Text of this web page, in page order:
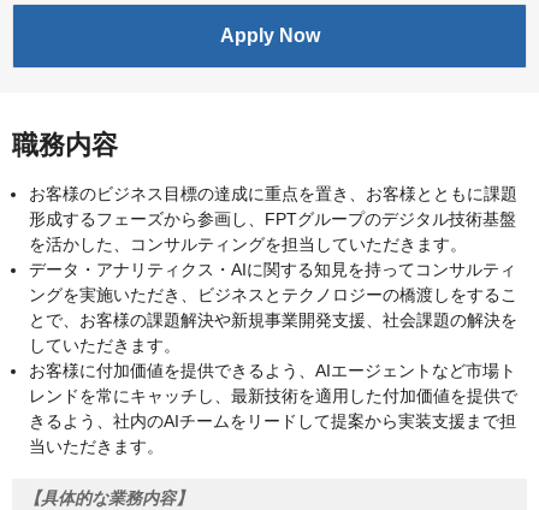
Apply Now
職務内容
お客様のビジネス目標の達成に重点を置き、お客様とともに課題
形成するフェーズから参画し、FPTグループのデジタル技術基盤
を活かした、コンサルティングを担当していただきます。
データ・アナリティクス・AIに関する知見を持ってコンサルティ
ングを実施いただき、ビジネスとテクノロジーの橋渡しをするこ
とで、お客様の課題解決や新規事業開発支援、社会課題の解決を
していただきます。
お客様に付加価値を提供できるよう、AIエージェントなど市場ト
レンドを常にキャッチし、最新技術を適用した付加価値を提供で
きるよう、社内のAIチームをリードして提案から実装支援まで担
当いただきます。
【具体的な業務内容】